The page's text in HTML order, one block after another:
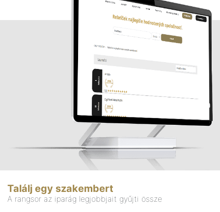
Találj egy szakembert
A rangsor az iparág legjobbjait gyűjti össze